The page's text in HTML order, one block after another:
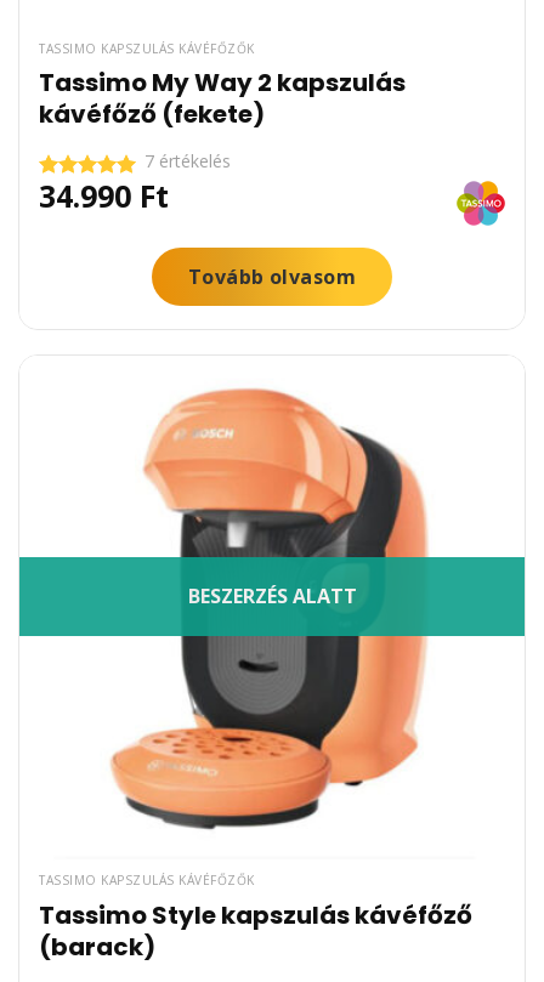
TASSIMO KAPSZULÁS KÁVÉFŐZŐK
Tassimo My Way 2 kapszulás
kávéfőző (fekete)
Értékelés:
5.00/ 5
7 értékelés
34.990 Ft
Tovább olvasom
BESZERZÉS ALATT
TASSIMO KAPSZULÁS KÁVÉFŐZŐK
Tassimo Style kapszulás kávéfőző
(barack)